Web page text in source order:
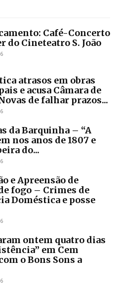
Café-Concerto
do Cineteatro S. João
atrasos em obras
e acusa Câmara de
de falhar prazos...
da Barquinha – “A
nos anos de 1807 e
do...
e Apreensão de
fogo – Crimes de
Doméstica e posse
ontem quatro dias
em Cem
o Bons Sons a